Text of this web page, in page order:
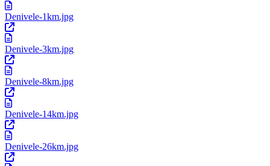
Denivele-1km.jpg
Denivele-3km.jpg
Denivele-8km.jpg
Denivele-14km.jpg
Denivele-26km.jpg